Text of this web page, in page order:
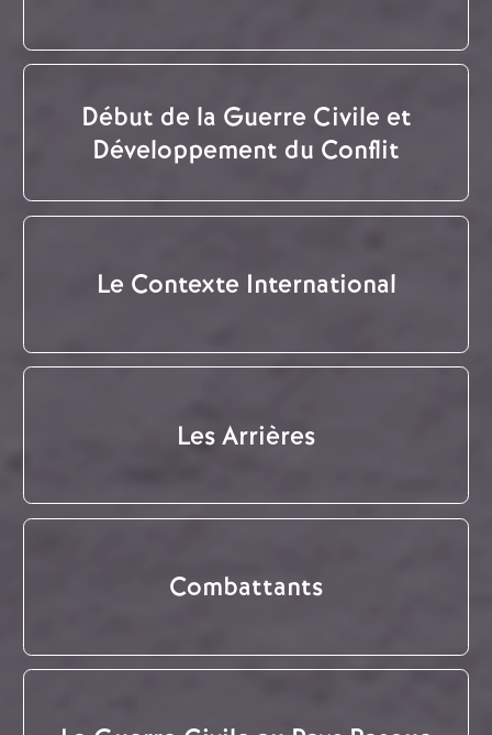
Début de la Guerre Civile et
Développement du Conflit
Le Contexte International
Les Arrières
Combattants